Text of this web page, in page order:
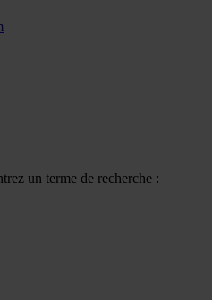
un terme de recherche :